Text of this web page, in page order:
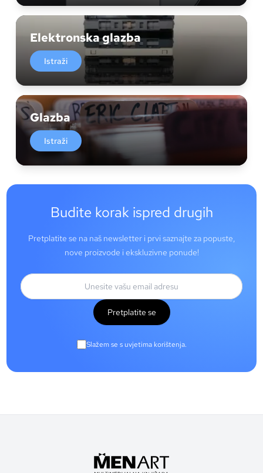
Elektronska glazba
Istraži
Glazba
Istraži
Budite korak ispred drugih
Pretplatite se na naš newsletter i prvi saznajte za popuste,
nove proizvode i ekskluzivne ponude!
Pretplatite se
Slažem se s uvjetima korištenja.